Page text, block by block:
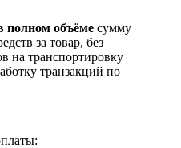
полном объёме сумму
за товар, без
на транспортировку
транзакций по